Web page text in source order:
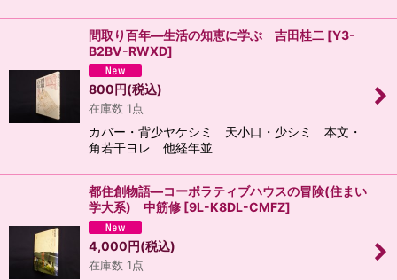
間取り百年―生活の知恵に学ぶ 吉田桂二 [Y3-
B2BV-RWXD]
800円(税込)
在庫数 1点
カバー・背少ヤケシミ 天小口・少シミ 本文・
角若干ヨレ 他経年並
都住創物語―コーポラティブハウスの冒険(住まい
学大系) 中筋修 [9L-K8DL-CMFZ]
4,000円(税込)
在庫数 1点